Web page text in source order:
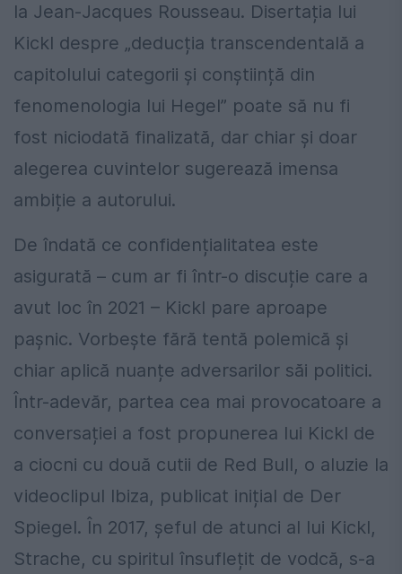
la Jean-Jacques Rousseau. Disertația lui
Kickl despre „deducția transcendentală a
capitolului categorii și conștiință din
fenomenologia lui Hegel” poate să nu fi
fost niciodată finalizată, dar chiar și doar
alegerea cuvintelor sugerează imensa
ambiție a autorului.
De îndată ce confidențialitatea este
asigurată – cum ar fi într-o discuție care a
avut loc în 2021 – Kickl pare aproape
pașnic. Vorbește fără tentă polemică și
chiar aplică nuanțe adversarilor săi politici.
Într-adevăr, partea cea mai provocatoare a
conversației a fost propunerea lui Kickl de
a ciocni cu două cutii de Red Bull, o aluzie la
videoclipul Ibiza, publicat inițial de Der
Spiegel. În 2017, șeful de atunci al lui Kickl,
Strache, cu spiritul însuflețit de vodcă, s-a